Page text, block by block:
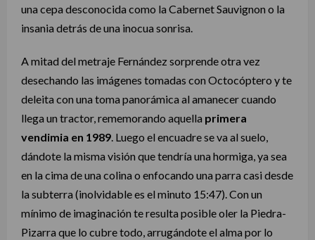
una cepa desconocida como la Cabernet Sauvignon o la
insania detrás de una inocua sonrisa.
A mitad del metraje Fernández sorprende otra vez
desechando las imágenes tomadas con Octocóptero y te
deleita con una toma panorámica al amanecer cuando
llega un tractor, rememorando aquella primera
vendimia en 1989. Luego el encuadre se va al suelo,
dándote la misma visión que tendría una hormiga, ya sea
en la cima de una colina o enfocando una parra casi desde
la subterra (inolvidable es el minuto 15:47). Con un
mínimo de imaginación te resulta posible oler la Piedra-
Pizarra que lo cubre todo, arrugándote el alma por lo